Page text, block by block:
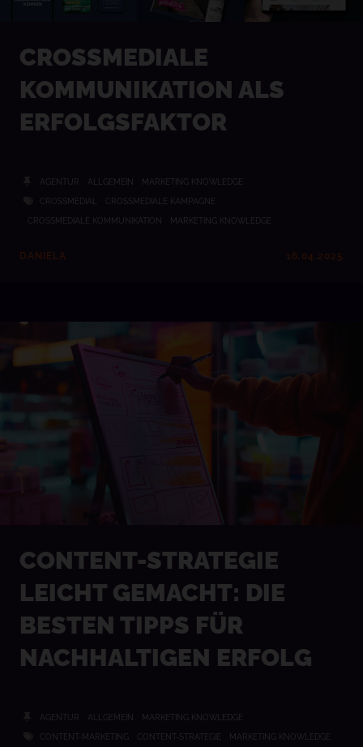
CROSSMEDIALE
KOMMUNIKATION ALS
ERFOLGSFAKTOR
AGENTUR ALLGEMEIN MARKETING KNOWLEDGE
CROSSMEDIAL CROSSMEDIALE KAMPAGNE
CROSSMEDIALE KOMMUNIKATION MARKETING KNOWLEDGE
DANIELA 16.04.2025
CONTENT-STRATEGIE
LEICHT GEMACHT: DIE
BESTEN TIPPS FÜR
NACHHALTIGEN ERFOLG
AGENTUR ALLGEMEIN MARKETING KNOWLEDGE
CONTENT-MARKETING CONTENT-STRATEGIE MARKETING KNOWLEDGE